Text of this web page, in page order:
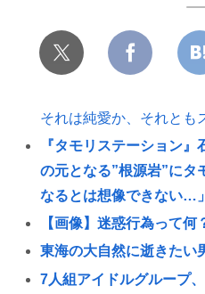
それは純愛か、それとも
『タモリステーション
の元となる”根源岩”にタ
なるとは想像できない…」
【画像】迷惑行為って何
東海の大自然に逝きたい
7人組アイドルグループ